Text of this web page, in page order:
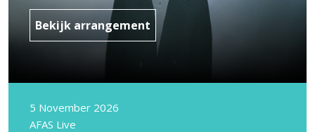
Bekijk arrangement
5 November 2026
AFAS Live